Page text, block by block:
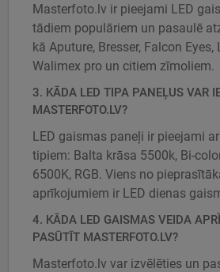
Masterfoto.lv ir pieejami LED
tādiem populāriem un pasaulē
kā Aputure, Bresser, Falcon Eyes,
Walimex pro un citiem zīmoliem.
3. KĀDA LED TIPA PANEĻUS VAR
MASTERFOTO.LV?
LED gaismas paneļi ir pieejami
tipiem: Balta krāsa 5500k, Bi-
6500K, RGB. Viens no
aprīkojumiem ir LED dienas
4. KĀDA LED GAISMAS VEIDA
PASŪTĪT MASTERFOTO.LV?
Masterfoto.lv var izvēlēties un